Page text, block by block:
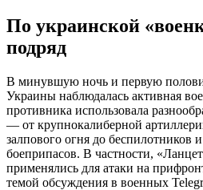
По украинской
подряд
В минувшую ночь и первую
Украины наблюдалась активная
противника использовала
— от крупнокалиберной
залпового огня до беспилотников
боеприпасов. В частности,
применялись для атаки на
темой обсуждения в военных